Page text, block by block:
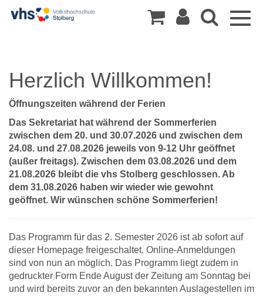
Herzlich Willkommen!
Öffnungszeiten während der Ferien
Das Sekretariat hat während der Sommerferien
zwischen dem 20. und 30.07.2026 und zwischen dem
24.08. und 27.08.2026 jeweils von 9-12 Uhr geöffnet
(außer freitags). Zwischen dem 03.08.2026 und dem
21.08.2026 bleibt die vhs Stolberg geschlossen. Ab
dem 31.08.2026 haben wir wieder wie gewohnt
geöffnet. Wir wünschen schöne Sommerferien!
Das Programm für das 2. Semester 2026 ist ab sofort auf
dieser Homepage freigeschaltet. Online-Anmeldungen
sind von nun an möglich. Das Programm liegt zudem in
gedruckter Form Ende August der Zeitung am Sonntag bei
und wird bereits zuvor an den bekannten Auslagestellen im